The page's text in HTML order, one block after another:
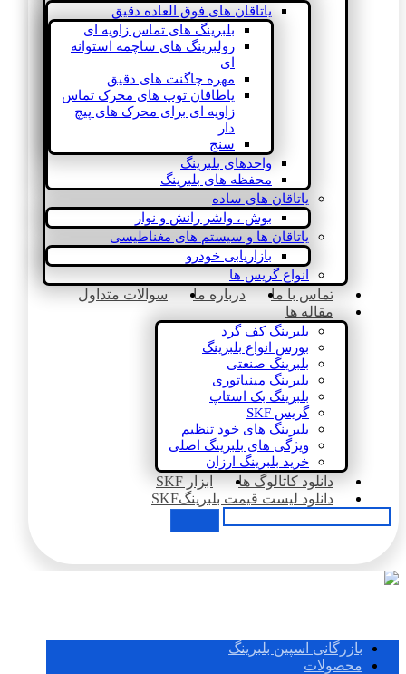
یاتاقان های فوق العاده دقیق
بلبرینگ های تماس زاویه ای
رولبرینگ های ساچمه استوانه
ای
مهره چاگنت های دقیق
یاطاقان توپ های محرک تماس
زاویه ای برای محرک های پیچ
دار
سنج
واحدهای بلبرینگ
محفظه های بلبرینگ
یاتاقان های ساده
بوش ، واشر رانش و نوار
یاتاقان ها و سیستم های مغناطیسی
بازاریابی خودرو
انواع گریس ها
تماس با ما درباره ما
سوالات متداول
مقاله ها
بلبرینگ کف گرد
بورس انواع بلبرینگ
بلبرینگ صنعتی
بلبرینگ مینیاتوری
بلبرینگ بک استاپ
گریس SKF
بلبرینگ های خود تنظیم
ویژگی های بلبرینگ اصلی
خرید بلبرینگ ارزان
دانلود کاتالوگ ها
ابزار SKF
دانلود لیست قیمت بلبرینگSKF
بازرگانی اسپین بلبرینگ
محصولات